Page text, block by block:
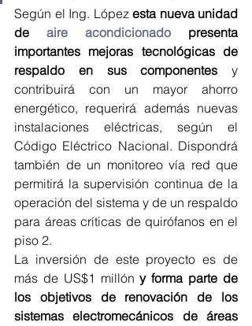
Según el Ing. López esta nueva unidad
de aire acondicionado presenta
importantes mejoras tecnológicas de
respaldo en sus componentes y
contribuirá con un mayor ahorro
energético, requerirá además nuevas
instalaciones eléctricas, según el
Código Eléctrico Nacional. Dispondrá
también de un monitoreo vía red que
permitirá la supervisión continua de la
operación del sistema y de un respaldo
para áreas críticas de quirófanos en el
piso 2.
La inversión de este proyecto es de
más de US$1 millón y forma parte de
los objetivos de renovación de los
sistemas electromecánicos de áreas